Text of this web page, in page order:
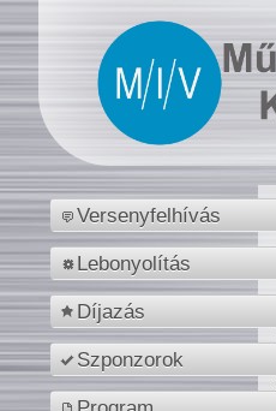
Versenyfelhívás
Lebonyolítás
Díjazás
Szponzorok